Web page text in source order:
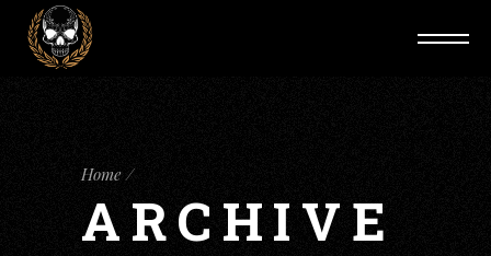
Home
ARCHIVE